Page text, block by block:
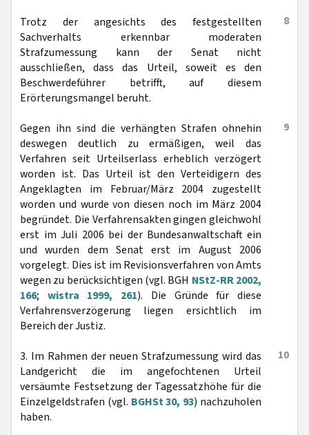
8
Trotz der angesichts des festgestellten
Sachverhalts erkennbar moderaten
Strafzumessung kann der Senat nicht
ausschließen, dass das Urteil, soweit es den
Beschwerdeführer betrifft, auf diesem
Erörterungsmangel beruht.
9
Gegen ihn sind die verhängten Strafen ohnehin
deswegen deutlich zu ermäßigen, weil das
Verfahren seit Urteilserlass erheblich verzögert
worden ist. Das Urteil ist den Verteidigern des
Angeklagten im Februar/März 2004 zugestellt
worden und wurde von diesen noch im März 2004
begründet. Die Verfahrensakten gingen gleichwohl
erst im Juli 2006 bei der Bundesanwaltschaft ein
und wurden dem Senat erst im August 2006
vorgelegt. Dies ist im Revisionsverfahren von Amts
wegen zu berücksichtigen (vgl. BGH NStZ-RR 2002,
166; wistra 1999, 261). Die Gründe für diese
Verfahrensverzögerung liegen ersichtlich im
Bereich der Justiz.
10
3. Im Rahmen der neuen Strafzumessung wird das
Landgericht die im angefochtenen Urteil
versäumte Festsetzung der Tagessatzhöhe für die
Einzelgeldstrafen (vgl. BGHSt 30, 93) nachzuholen
haben.